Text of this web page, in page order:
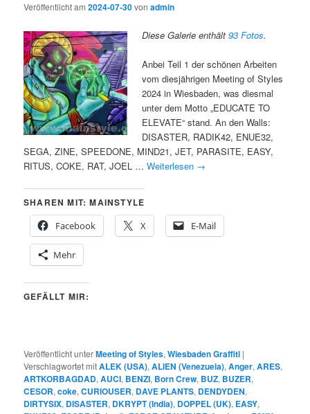
Veröffentlicht am2024-07-30vonadmin
Diese Galerie enthält93 Fotos.
Anbei Teil 1 der schönen Arbeiten
vom diesjährigen Meeting of Styles
2024 in Wiesbaden, was diesmal
unter dem Motto „EDUCATE TO
ELEVATE“ stand. An den Walls:
DISASTER, RADIK42, ENUE32,
SEGA, ZINE, SPEEDONE, MIND21, JET, PARASITE, EASY,
RITUS, COKE, RAT, JOEL …Weiterlesen →
SHAREN MIT: MAINSTYLE
Facebook
X E-Mail
Mehr
GEFÄLLT MIR:
Veröffentlicht unterMeeting of Styles,Wiesbaden Graffiti |
Verschlagwortet mitALEK (USA),ALIEN (Venezuela),Anger,ARES,
ARTKORBAGDAD,AUCI, BENZI, Born Crew, BUZ, BUZER,
CESOR,coke,CURIOUSER, DAVE PLANTS, DENDYDEN,
DIRTYSIX, DISASTER, DKRYPT (India), DOPPEL (UK), EASY,